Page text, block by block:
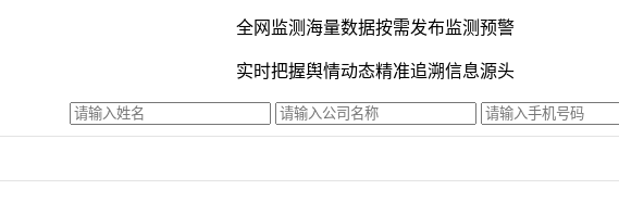
全网监测海量数据按需发布监测预警
实时把握舆情动态精准追溯信息源头